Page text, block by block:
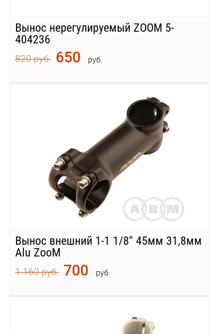
Вынос нерегулируемый ZOOM 5-
404236
820 руб. 650 руб.
Вынос внешний 1-1 1/8" 45мм 31,8мм
Alu ZooM
1 160 руб. 700 руб.